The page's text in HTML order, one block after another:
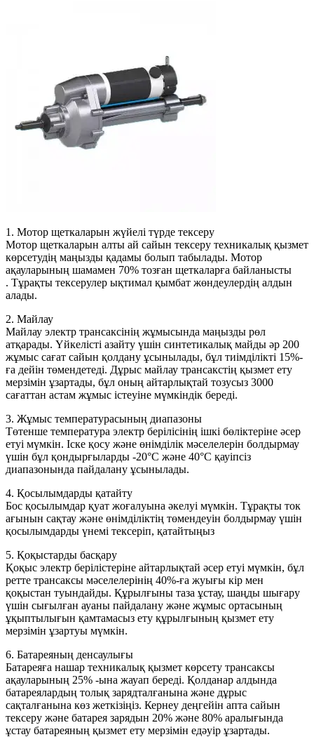
1. Мотор щеткаларын жүйелі түрде тексеру
Мотор щеткаларын алты ай сайын тексеру техникалық қызмет
көрсетудің маңызды қадамы болып табылады. Мотор
ақауларының шамамен 70% тозған щеткаларға байланысты
. Тұрақты тексерулер ықтимал қымбат жөндеулердің алдын
алады.
2. Майлау
Майлау электр трансаксінің жұмысында маңызды рөл
атқарады. Үйкелісті азайту үшін синтетикалық майды әр 200
жұмыс сағат сайын қолдану ұсынылады, бұл тиімділікті 15%-
ға дейін төмендетеді. Дұрыс майлау трансакстің қызмет ету
мерзімін ұзартады, бұл оның айтарлықтай тозусыз 3000
сағаттан астам жұмыс істеуіне мүмкіндік береді.
3. Жұмыс температурасының диапазоны
Төтенше температура электр берілісінің ішкі бөліктеріне әсер
етуі мүмкін. Іске қосу және өнімділік мәселелерін болдырмау
үшін бұл қондырғыларды -20°C және 40°C қауіпсіз
диапазонында пайдалану ұсынылады.
4. Қосылымдарды қатайту
Бос қосылымдар қуат жоғалуына әкелуі мүмкін. Тұрақты ток
ағынын сақтау және өнімділіктің төмендеуін болдырмау үшін
қосылымдарды үнемі тексеріп, қатайтыңыз
5. Қоқыстарды басқару
Қоқыс электр берілістеріне айтарлықтай әсер етуі мүмкін, бұл
ретте трансаксы мәселелерінің 40%-ға жуығы кір мен
қоқыстан туындайды. Құрылғыны таза ұстау, шаңды шығару
үшін сығылған ауаны пайдалану және жұмыс ортасының
ұқыптылығын қамтамасыз ету құрылғының қызмет ету
мерзімін ұзартуы мүмкін.
6. Батареяның денсаулығы
Батареяға нашар техникалық қызмет көрсету трансаксы
ақауларының 25% -ына жауап береді. Қолданар алдында
батареялардың толық зарядталғанына және дұрыс
сақталғанына көз жеткізіңіз. Кернеу деңгейін апта сайын
тексеру және батарея зарядын 20% және 80% аралығында
ұстау батареяның қызмет ету мерзімін едәуір ұзартады.